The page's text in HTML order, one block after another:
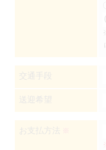
交通手段
送迎希望
お支払方法